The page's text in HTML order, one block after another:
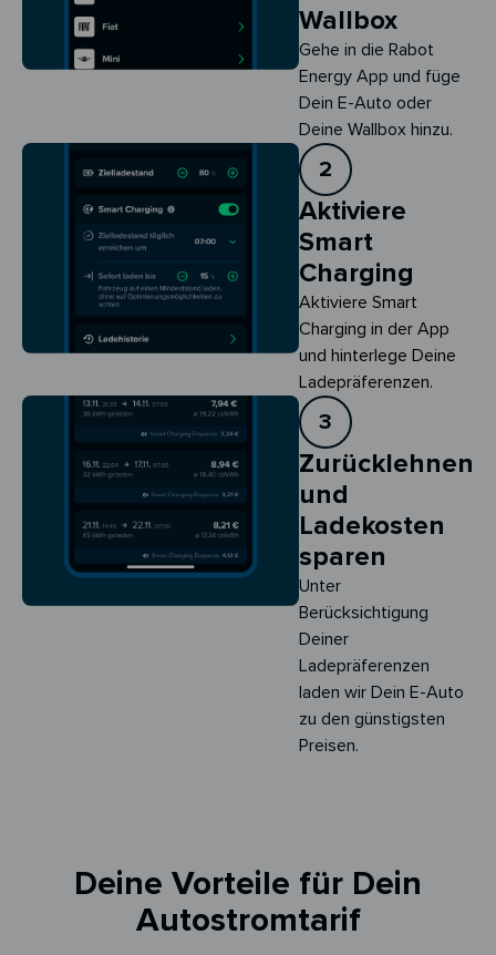
Wallbox
Gehe in die Rabot
Energy App und füge
Dein E-Auto oder
Deine Wallbox hinzu.
2
Aktiviere
Smart
Charging
Aktiviere Smart
Charging in der App
und hinterlege Deine
Ladepräferenzen.
3
Zurücklehnen
und
Ladekosten
sparen
Unter
Berücksichtigung
Deiner
Ladepräferenzen
laden wir Dein E-Auto
zu den günstigsten
Preisen.
Deine Vorteile für Dein
Autostromtarif